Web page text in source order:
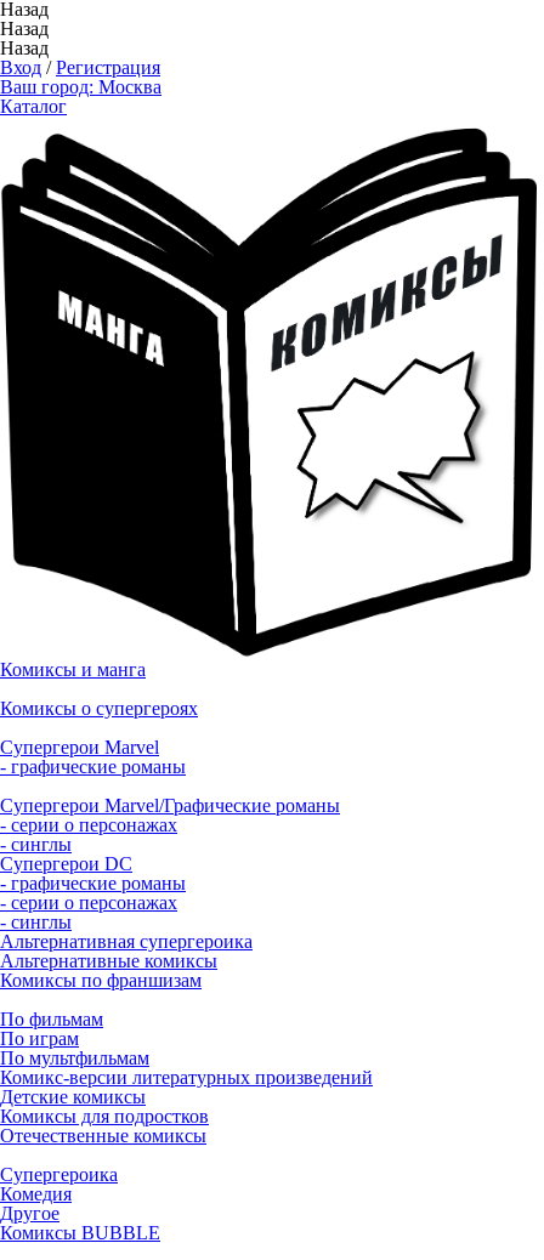
Назад
Назад
Назад
Вход /Регистрация
Ваш город: Москва
Каталог
Комиксы и манга
Комиксы о супергероях
Супергерои Marvel
- графические романы
Супергерои Marvel/Графические романы
- серии о персонажах
- синглы
Супергерои DC
- графические романы
- серии о персонажах
- синглы
Альтернативная супергероика
Альтернативные комиксы
Комиксы по франшизам
По фильмам
По играм
По мультфильмам
Комикс-версии литературных произведений
Детские комиксы
Комиксы для подростков
Отечественные комиксы
Супергероика
Комедия
Другое
Комиксы BUBBLE